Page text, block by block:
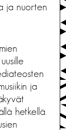
ja nuorten
ja
hetkellä.